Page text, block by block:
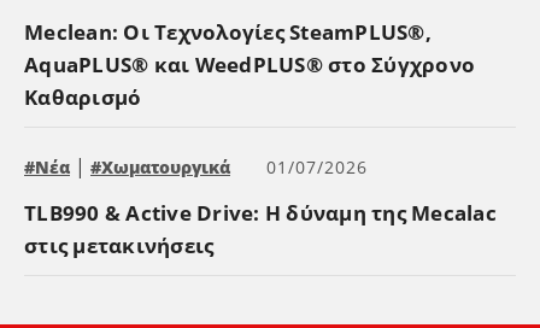
Meclean: Οι Τεχνολογίες SteamPLUS®,
AquaPLUS® και WeedPLUS® στο Σύγχρονο
Καθαρισμό
#Νέα | #Χωματουργικά 01/07/2026
TLB990 & Active Drive: Η δύναμη της Mecalac
στις μετακινήσεις